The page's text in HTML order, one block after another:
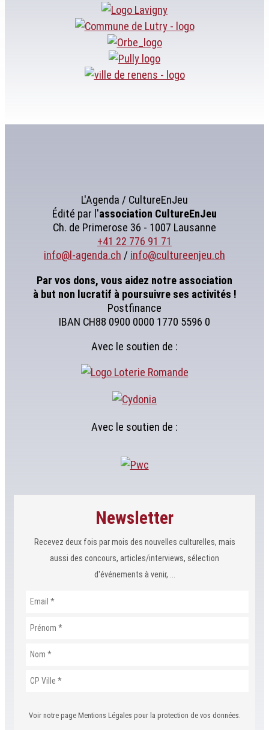
L'Agenda / CultureEnJeu
Édité par l'association CultureEnJeu
Ch. de Primerose 36 - 1007 Lausanne
+41 22 776 91 71
info@l-agenda.ch / info@cultureenjeu.ch
Par vos dons, vous aidez notre association
à but non lucratif à poursuivre ses activités !
Postfinance
IBAN CH88 0900 0000 1770 5596 0
Avec le soutien de :
Avec le soutien de :
Newsletter
Recevez deux fois par mois des nouvelles culturelles, mais
aussi des concours, articles/interviews, sélection
d'événements à venir, ...
Voir notre page Mentions Légales pour la protection de vos données.